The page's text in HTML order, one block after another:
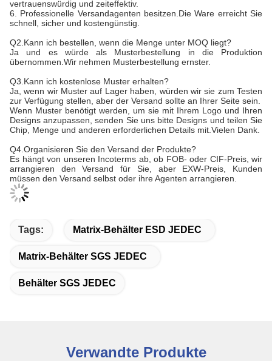
vertrauenswürdig und zeiteffektiv.
6. Professionelle Versandagenten besitzen.Die Ware erreicht Sie
schnell, sicher und kostengünstig.
Q2.Kann ich bestellen, wenn die Menge unter MOQ liegt?
Ja und es würde als Musterbestellung in die Produktion
übernommen.Wir nehmen Musterbestellung ernster.
Q3.Kann ich kostenlose Muster erhalten?
Ja, wenn wir Muster auf Lager haben, würden wir sie zum Testen
zur Verfügung stellen, aber der Versand sollte an Ihrer Seite sein.
Wenn Muster benötigt werden, um sie mit Ihrem Logo und Ihren
Designs anzupassen, senden Sie uns bitte Designs und teilen Sie
Chip, Menge und anderen erforderlichen Details mit.Vielen Dank.
Q4.Organisieren Sie den Versand der Produkte?
Es hängt von unseren Incoterms ab, ob FOB- oder CIF-Preis, wir
arrangieren den Versand für Sie, aber EXW-Preis, Kunden
müssen den Versand selbst oder ihre Agenten arrangieren.
Tags: Matrix-Behälter ESD JEDEC
Matrix-Behälter SGS JEDEC
Behälter SGS JEDEC
Verwandte Produkte